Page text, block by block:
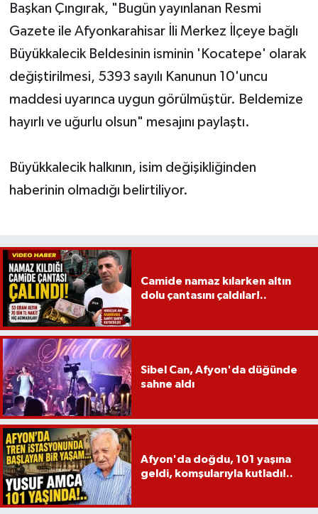
Başkan Çıngırak, "Bugün yayınlanan Resmi
Gazete ile Afyonkarahisar İli Merkez İlçeye bağlı
Büyükkalecik Beldesinin isminin 'Kocatepe' olarak
değiştirilmesi, 5393 sayılı Kanunun 10'uncu
maddesi uyarınca uygun görülmüştür. Beldemize
hayırlı ve uğurlu olsun" mesajını paylaştı.
Büyükkalecik halkının, isim değişikliğinden
haberinin olmadığı belirtiliyor.
Camide namaz kılarken altın
dolu çantasını çaldılar!..
Sibel Can, Afyon'da düğünde
sahne aldı
Afyon'da doğdu, 101 yaşına
geldi, komşularıyla kutladı!..